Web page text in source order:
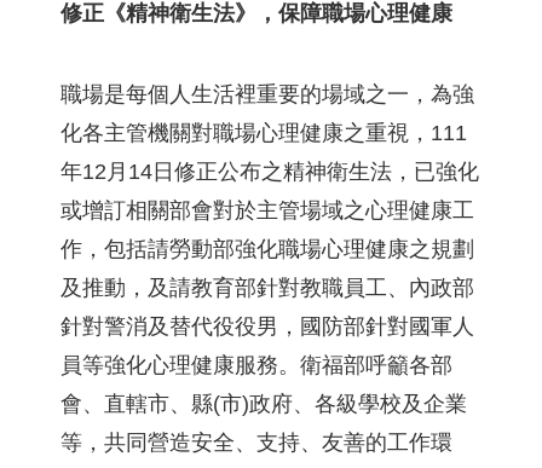
修正《精神衛生法》，保障職場心理健康
職場是每個人生活裡重要的場域之一，為強
化各主管機關對職場心理健康之重視，111
年12月14日修正公布之精神衛生法，已強化
或增訂相關部會對於主管場域之心理健康工
作，包括請勞動部強化職場心理健康之規劃
及推動，及請教育部針對教職員工、內政部
針對警消及替代役役男，國防部針對國軍人
員等強化心理健康服務。衛福部呼籲各部
會、直轄市、縣(市)政府、各級學校及企業
等，共同營造安全、支持、友善的工作環